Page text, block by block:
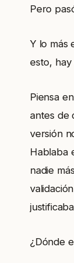
Pero
Y lo más
esto,
Piensa
antes de
versión
Hablaba
nadie
¿Dónde